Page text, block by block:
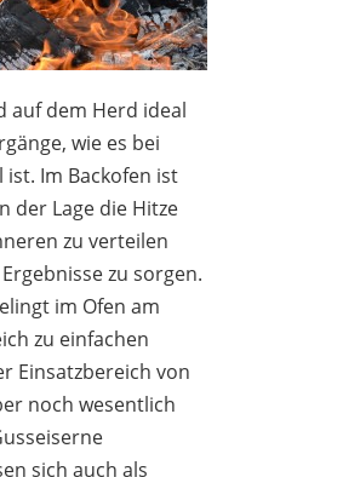
auf dem Herd ideal
wie es bei
ist. Im Backofen ist
der Lage die Hitze
zu verteilen
zu sorgen.
im Ofen am
zu einfachen
Einsatzbereich von
noch wesentlich
sich auch als